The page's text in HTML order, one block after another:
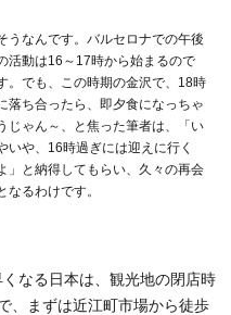
うなんです。バルセロナでの午後
活動は16～17時から始まるので
。でも、この時期の金沢で、18時
落ち合ったら、即夕食になっちゃ
じゃん～、と焦った筆者は、「い
いや、16時過ぎには迎えに行く
」と納得してもらい、久々の再会
なるわけです。
なる日本は、観光地の閉店時
、まずは近江町市場から徒歩